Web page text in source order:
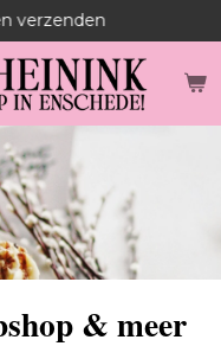
verzenden
& meer